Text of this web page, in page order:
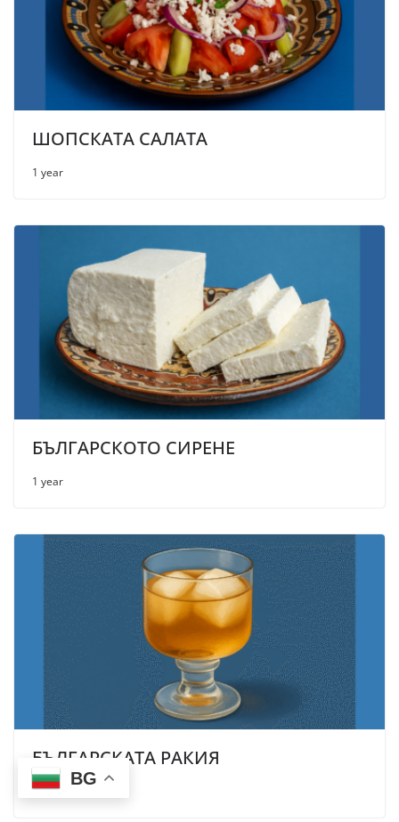
ШОПСКАТА САЛАТА
1 year
БЪЛГАРСКОТО СИРЕНЕ
1 year
БЪЛГАРСКАТА РАКИЯ
1 year
BG